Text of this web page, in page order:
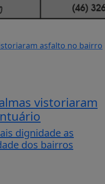
vistoriaram
dignidade as
dos bairros